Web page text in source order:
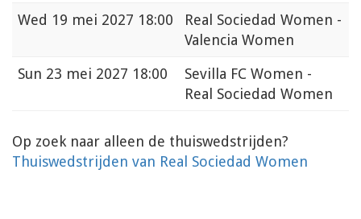
Wed 19 mei 2027 18:00
Real Sociedad Women -
Valencia Women
Sun 23 mei 2027 18:00
Sevilla FC Women -
Real Sociedad Women
Op zoek naar alleen de thuiswedstrijden?
Thuiswedstrijden van Real Sociedad Women